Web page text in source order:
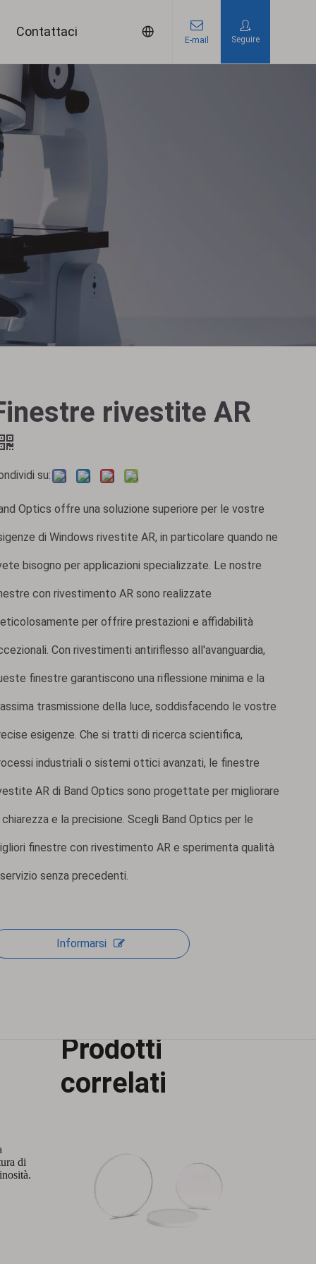
Contattaci
E-mail Seguire
rivestite AR
su:
Optics offre una soluzione superiore per le vostre
di Windows rivestite AR, in particolare quando ne
bisogno per applicazioni specializzate. Le nostre
con rivestimento AR sono realizzate
per offrire prestazioni e affidabilità
Con rivestimenti antiriflesso all'avanguardia,
finestre garantiscono una riflessione minima e la
trasmissione della luce, soddisfacendo le vostre
esigenze. Che si tratti di ricerca scientifica,
industriali o sistemi ottici avanzati, le finestre
AR di Band Optics sono progettate per migliorare
chiarezza e la precisione. Scegli Band Optics per le
finestre con rivestimento AR e sperimenta qualità
senza precedenti.
Informarsi
di
Prodotti
correlati
Finestre in silicio
Finestre N-BK7